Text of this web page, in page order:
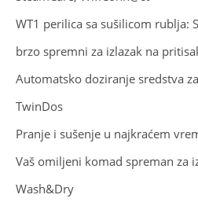
WT1 perilica sa sušilicom rublja:
brzo spremni za izlazak na
Automatsko doziranje sredstva
TwinDos
Pranje i sušenje u najkraćem
Vaš omiljeni komad spreman za
Wash&Dry